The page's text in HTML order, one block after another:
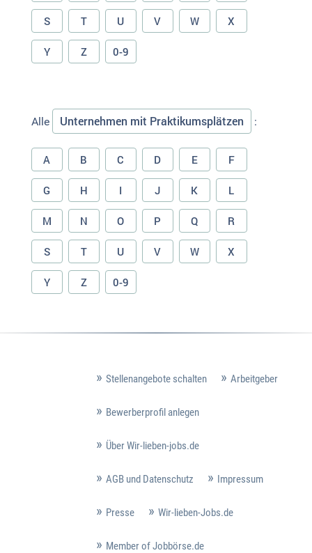
S T U V W X
Y Z 0-9
Alle Unternehmen mit Praktikumsplätzen :
A B C D E F
G H I J K L
M N O P Q R
S T U V W X
Y Z 0-9
Stellenangebote schalten Arbeitgeber
Bewerberprofil anlegen
Über Wir-lieben-jobs.de
AGB und Datenschutz Impressum
Presse Wir-lieben-Jobs.de
Member of Jobbörse.de